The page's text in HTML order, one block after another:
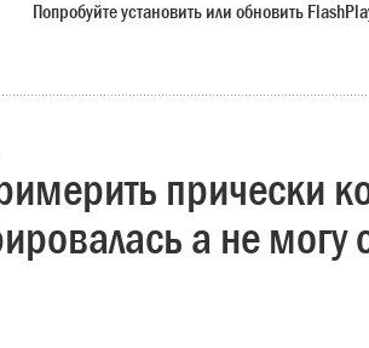
Попробуйте установить или обновить
прически
а не